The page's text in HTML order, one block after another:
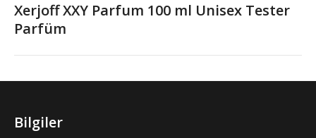
Xerjoff XXY Parfum 100 ml Unisex Tester
Parfüm
Bilgiler